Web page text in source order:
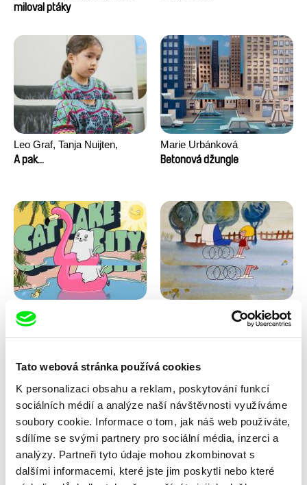
Tato webová stránka používá cookies
K personalizaci obsahu a reklam, poskytování funkcí
sociálních médií a analýze naší návštěvnosti využíváme
soubory cookie. Informace o tom, jak náš web používáte,
sdílíme se svými partnery pro sociální média, inzerci a
analýzy. Partneři tyto údaje mohou zkombinovat s
dalšími informacemi, které jste jim poskytli nebo které
miloval ptáky
Leo Graf, Tanja Nuijten,
Raphael Stalder
A pak...
Marie Urbánková
Betonová džungle
Antje Heyn
Cat Lake City
Iva Ćirić Marita Mayer